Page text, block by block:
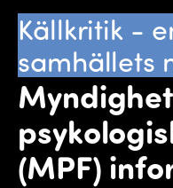
Källkritik -
samhällets
(MPF)